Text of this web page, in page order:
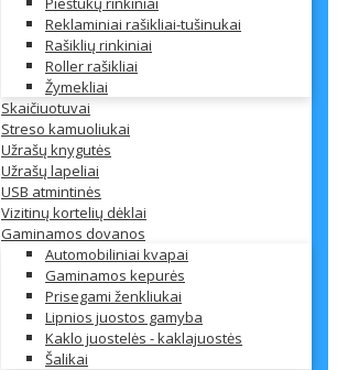
Reklaminiai rašikliai-tušinukai
Rašiklių rinkiniai
Roller rašikliai
Žymekliai
Skaičiuotuvai
Streso kamuoliukai
Užrašų knygutės
Užrašų lapeliai
USB atmintinės
Vizitinų kortelių dėklai
Gaminamos dovanos
Automobiliniai kvapai
Gaminamos kepurės
Prisegami ženkliukai
Lipnios juostos gamyba
Kaklo juostelės - kaklajuostės
Šalikai